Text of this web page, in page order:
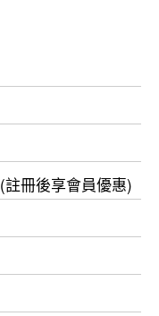
冊後享會員優惠)